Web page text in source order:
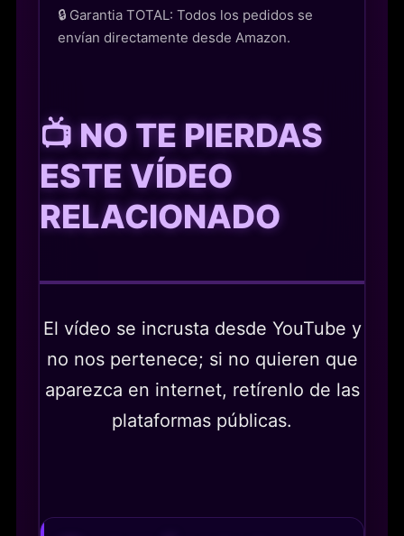
🔒 Garantia TOTAL: Todos los pedidos se
envían directamente desde Amazon.
📺 NO TE PIERDAS
ESTE VÍDEO
RELACIONADO
El vídeo se incrusta desde YouTube y
no nos pertenece; si no quieren que
aparezca en internet, retírenlo de las
plataformas públicas.